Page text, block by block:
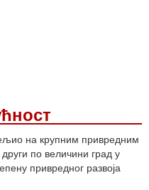
на крупним привредним
по величини град у
привредног развоја